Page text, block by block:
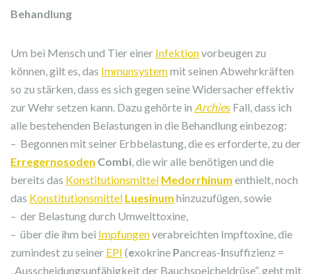
Behandlung
Um bei Mensch und Tier einer Infektionvorbeugen zu
können, gilt es, das Immunsystemmit seinen Abwehrkräften
so zu stärken, dass es sich gegen seine Widersacher effektiv
zur Wehr setzen kann. Dazu gehörte in Archies Fall, dass ich
alle bestehenden Belastungen in die Behandlung einbezog:
– Begonnen mit seiner Erbbelastung, die es erforderte, zu der
Erregernosoden Combi, die wir alle benötigen und die
bereits das Konstitutionsmittel Medorrhinum enthielt, noch
das Konstitutionsmittel Luesinum hinzuzufügen, sowie
– der Belastung durch Umwelttoxine,
– über die ihm bei Impfungenverabreichten Impftoxine, die
zumindest zu seiner EPI (exokrine Pancreas-Insuffizienz =
„Ausscheidungsunfähigkeit der Bauchspeicheldrüse“, geht mit